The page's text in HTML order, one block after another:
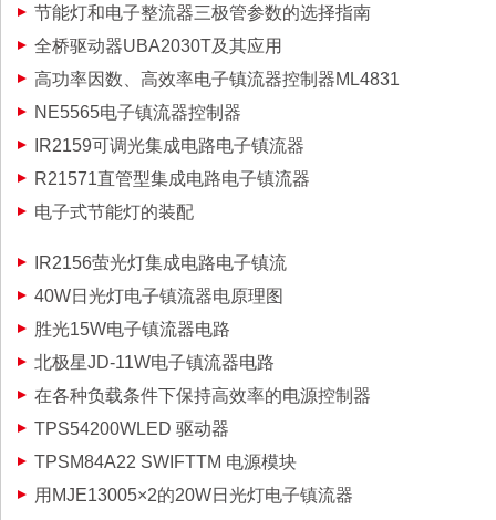
节能灯和电子整流器三极管参数的选择指南
全桥驱动器UBA2030T及其应用
高功率因数、高效率电子镇流器控制器ML4831
NE5565电子镇流器控制器
IR2159可调光集成电路电子镇流器
R21571直管型集成电路电子镇流器
电子式节能灯的装配
IR2156萤光灯集成电路电子镇流
40W日光灯电子镇流器电原理图
胜光15W电子镇流器电路
北极星JD-11W电子镇流器电路
在各种负载条件下保持高效率的电源控制器
TPS54200WLED 驱动器
TPSM84A22 SWIFTTM 电源模块
用MJE13005×2的20W日光灯电子镇流器